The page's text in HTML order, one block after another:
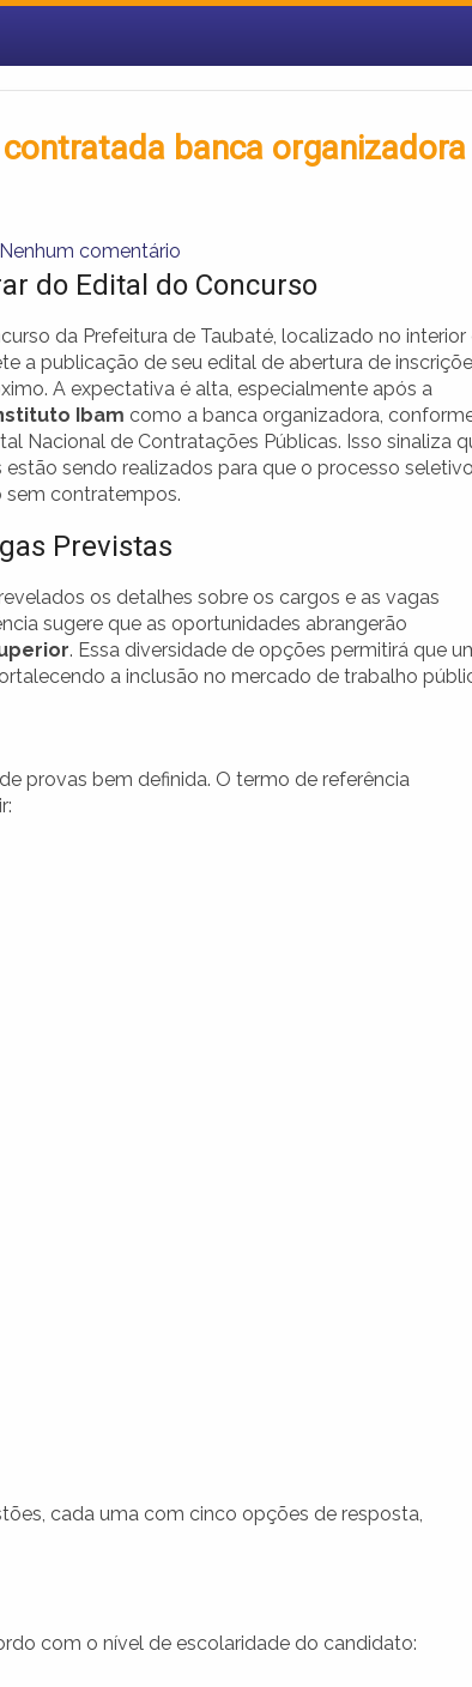
banca organizadora
Nenhum comentário
do Edital do Concurso
da Prefeitura de Taubaté, localizado no interior
a publicação de seu edital de abertura de
A expectativa é alta, especialmente após a
Ibam como a banca organizadora,
Nacional de Contratações Públicas. Isso sinaliza
sendo realizados para que o processo
sem contratempos.
Previstas
os detalhes sobre os cargos e as vagas
sugere que as oportunidades abrangerão
. Essa diversidade de opções permitirá que
a inclusão no mercado de trabalho
provas bem definida. O termo de referência
cada uma com cinco opções de resposta,
com o nível de escolaridade do candidato: